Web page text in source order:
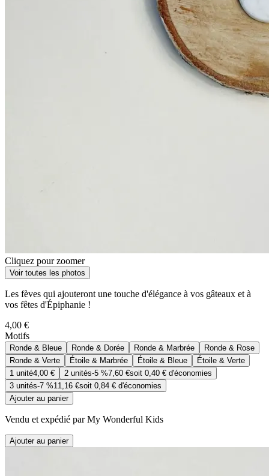
Cliquez pour zoomer
Voir toutes les photos
Les fèves qui ajouteront une touche d'élégance à vos gâteaux et à
vos fêtes d'Épiphanie !
4,00 €
Motifs
Ronde & Bleue Ronde & Dorée Ronde & Marbrée
Ronde & Rose
Ronde & Verte
Étoile & Marbrée Étoile & Bleue
Étoile & Verte
1 unité4,00 € 2 unités-5 %7,60 €soit 0,40 € d'économies
3 unités-7 %11,16 €soit 0,84 € d'économies
Ajouter au panier
Vendu et expédié par My Wonderful Kids
Ajouter au panier